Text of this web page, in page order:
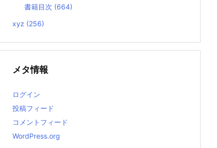
書籍目次 (664)
xyz (256)
メタ情報
ログイン
投稿フィード
コメントフィード
WordPress.org